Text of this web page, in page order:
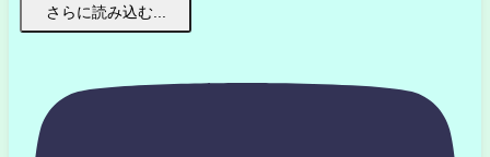
さらに読み込む...